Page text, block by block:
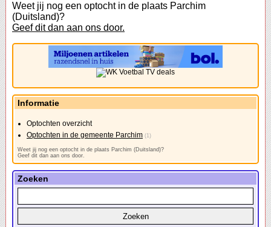
Weet jij nog een optocht in de plaats Parchim
(Duitsland)?
Geef dit dan aan ons door.
Informatie
Optochten overzicht
Optochten in de gemeente Parchim (1)
Weet jij nog een optocht in de plaats Parchim (Duitsland)?
Geef dit dan aan ons door.
Zoeken